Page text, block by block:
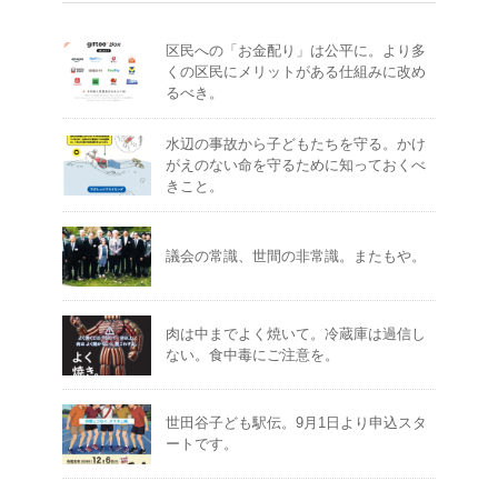
区民への「お金配り」は公平に。より多
くの区民にメリットがある仕組みに改め
るべき。
水辺の事故から子どもたちを守る。かけ
がえのない命を守るために知っておくべ
きこと。
議会の常識、世間の非常識。またもや。
肉は中までよく焼いて。冷蔵庫は過信し
ない。食中毒にご注意を。
世田谷子ども駅伝。9月1日より申込スタ
ートです。